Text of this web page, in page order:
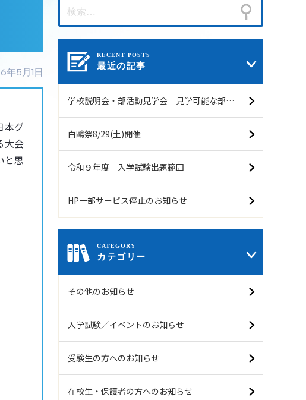
年5月1日
本グ
大会
と思
最近の記事
学校説明会・部活動見学会 見学可能な部活動（予定）8/7現在
白鷗祭8/29(土)開催
令和９年度 入学試験出題範囲
HP一部サービス停止のお知らせ
カテゴリー
その他のお知らせ
入学試験／イベントのお知らせ
受験生の方へのお知らせ
在校生・保護者の方へのお知らせ